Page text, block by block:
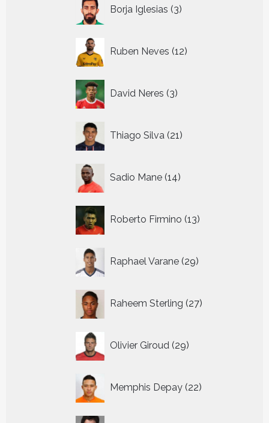
Borja Iglesias 3
producten
Ruben Neves 12
producten
David Neres 3
producten
Thiago Silva 21
producten
Sadio Mane 14
producten
Roberto Firmino 13
producten
Raphael Varane 29
producten
Raheem Sterling 27
producten
Olivier Giroud 29
producten
Memphis Depay 22
producten